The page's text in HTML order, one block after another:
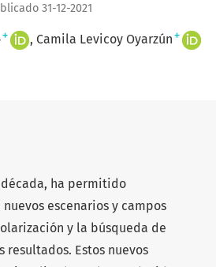
31-12-2021
+ Camila Levicoy Oyarzún +
ha permitido
escenarios y campos
y la búsqueda de
Estos nuevos